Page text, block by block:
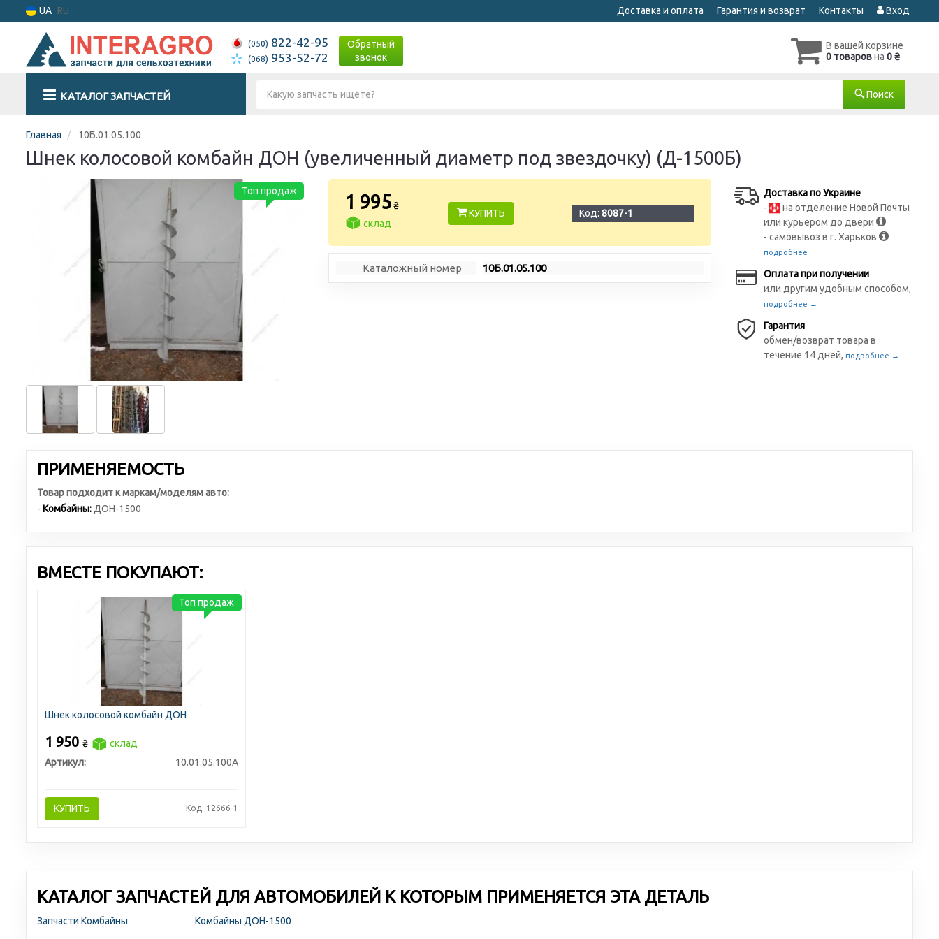
UA RU Доставка и оплата Гарантия и возврат Контакты Вход
(050) 822-42-95
(068) 953-52-72
Обратный
звонок
В вашей корзине
0 товаровна 0 ₴
КАТАЛОГ ЗАПЧАСТЕЙ Поиск
Главная 10Б.01.05.100
Шнек колосовой комбайн ДОН (увеличенный диаметр под звездочку) (Д-1500Б)
Топ продаж
1 995 ₴
склад
КУПИТЬ Код:8087-1
Каталожный номер 10Б.01.05.100
Доставка по Украине
-
на отделение Новой Почты
или курьером до двери
- самовывоз в г. Харьков
подробнее →
Оплата при получении
или другим удобным способом,
подробнее →
Гарантия
обмен/возврат товара в
течение 14 дней,подробнее →
ПРИМЕНЯЕМОСТЬ
Товар подходит к маркам/моделям авто:
- Комбайны: ДОН-1500
ВМЕСТЕ ПОКУПАЮТ:
Шнек колосовой комбайн ДОН
1 950 ₴
склад
Артикул:
10.01.05.100А
КУПИТЬ Код: 12666-1
Топ продаж
КАТАЛОГ ЗАПЧАСТЕЙ ДЛЯ АВТОМОБИЛЕЙ К КОТОРЫМ ПРИМЕНЯЕТСЯ ЭТА ДЕТАЛЬ
Запчасти Комбайны Комбайны ДОН-1500